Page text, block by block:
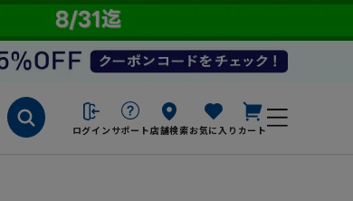
ログイン サポート店舗検索お気に入り カート